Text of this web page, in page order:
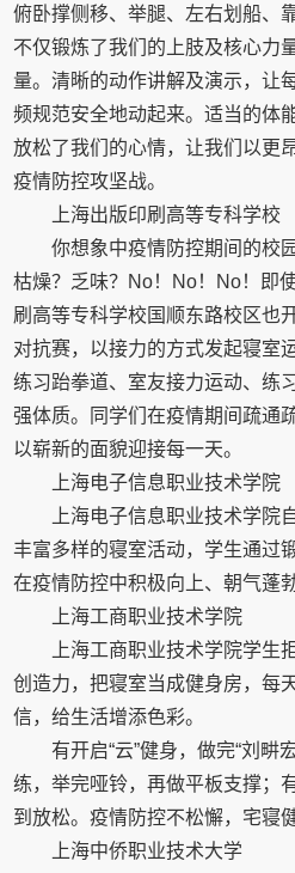
俯卧撑侧移、举腿、左右划船、
不仅锻炼了我们的上肢及核心力
量。清晰的动作讲解及演示，让
频规范安全地动起来。适当的体
放松了我们的心情，让我们以更
疫情防控攻坚战。
上海出版印刷高等专科学校
你想象中疫情防控期间的校
枯燥？乏味？No！No！No！即
刷高等专科学校国顺东路校区也
对抗赛，以接力的方式发起寝室
练习跆拳道、室友接力运动、练
强体质。同学们在疫情期间疏通
以崭新的面貌迎接每一天。
上海电子信息职业技术学院
上海电子信息职业技术学院
丰富多样的寝室活动，学生通过
在疫情防控中积极向上、朝气蓬
上海工商职业技术学院
上海工商职业技术学院学生
创造力，把寝室当成健身房，每
信，给生活增添色彩。
有开启“云”健身，做完“刘畊
练，举完哑铃，再做平板支撑；
到放松。疫情防控不松懈，宅寝
上海中侨职业技术大学